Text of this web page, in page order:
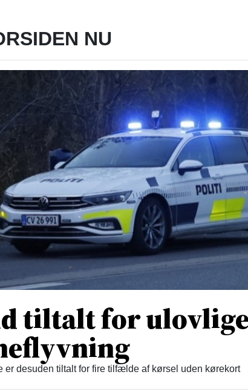
NU
tiltalt for ulovlige
er desuden tiltalt for fire tilfælde af kørsel uden kørekort